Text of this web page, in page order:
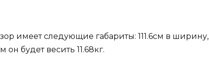
имеет следующие габариты: 111.6см в ширину,
будет весить 11.68кг.